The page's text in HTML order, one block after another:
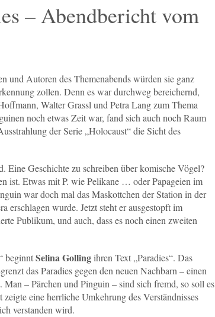
– Abendbericht vom
und Autoren des Themenabends würden sie ganz
zollen. Denn es war durchweg bereichernd,
Walter Grassl und Petra Lang zum Thema
noch etwas Zeit war, fand sich auch noch Raum
der Serie „Holocaust“ die Sicht des
Eine Geschichte zu schreiben über komische Vögel?
ist. Etwas mit P. wie Pelikane … oder Papageien im
war doch mal das Maskottchen der Station in der
erschlagen wurde. Jetzt steht er ausgestopft im
Publikum, und auch, dass es noch einen zweiten
beginntSelina Gollingihren Text „Paradies“. Das
das Paradies gegen den neuen Nachbarn – einen
– Pärchen und Pinguin – sind sich fremd, so soll es
eine herrliche Umkehrung des Verständnisses
verstanden wird.